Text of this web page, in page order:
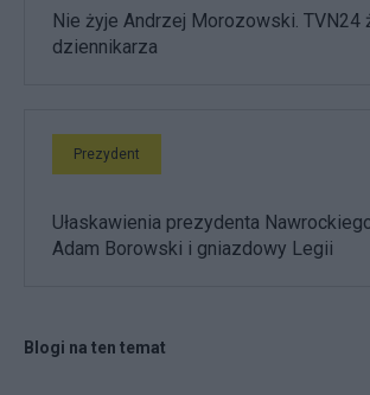
Nie żyje Andrzej Morozowski. TVN24
dziennikarza
Prezydent
Ułaskawienia prezydenta
Adam Borowski i gniazdowy Legii
Blogi na ten temat